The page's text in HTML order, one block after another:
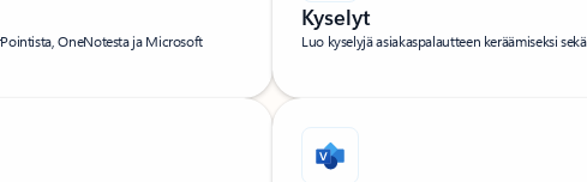
OneNotesta ja Microsoft
Kyselyt
Luo kyselyjä asiakaspalautteen keräämiseksi